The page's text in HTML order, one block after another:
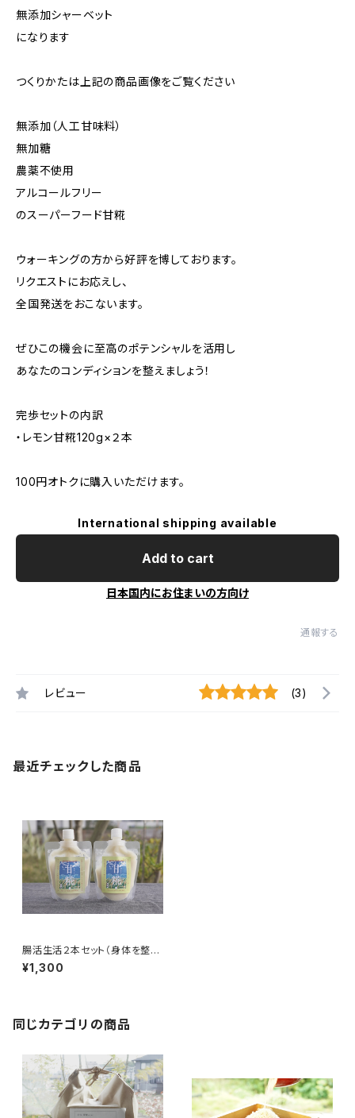
無添加シャーベット
になります
つくりかたは上記の商品画像をご覧ください
無添加（人工甘味料）
無加糖
農薬不使用
アルコールフリー
のスーパーフード甘糀
ウォーキングの方から好評を博しております。
リクエストにお応えし、
全国発送をおこないます。
ぜひこの機会に至高のポテンシャルを活用し
あなたのコンディションを整えましょう！
完歩セットの内訳
・レモン甘糀120g×２本
100円オトクに購入いただけます。
International shipping available
Add to cart
日本国内にお住まいの方向け
通報する
レビュー (3)
最近チェックした商品
腸活生活２本セット（身体を整え
るお手軽おやつになります）
¥1,300
同じカテゴリの商品